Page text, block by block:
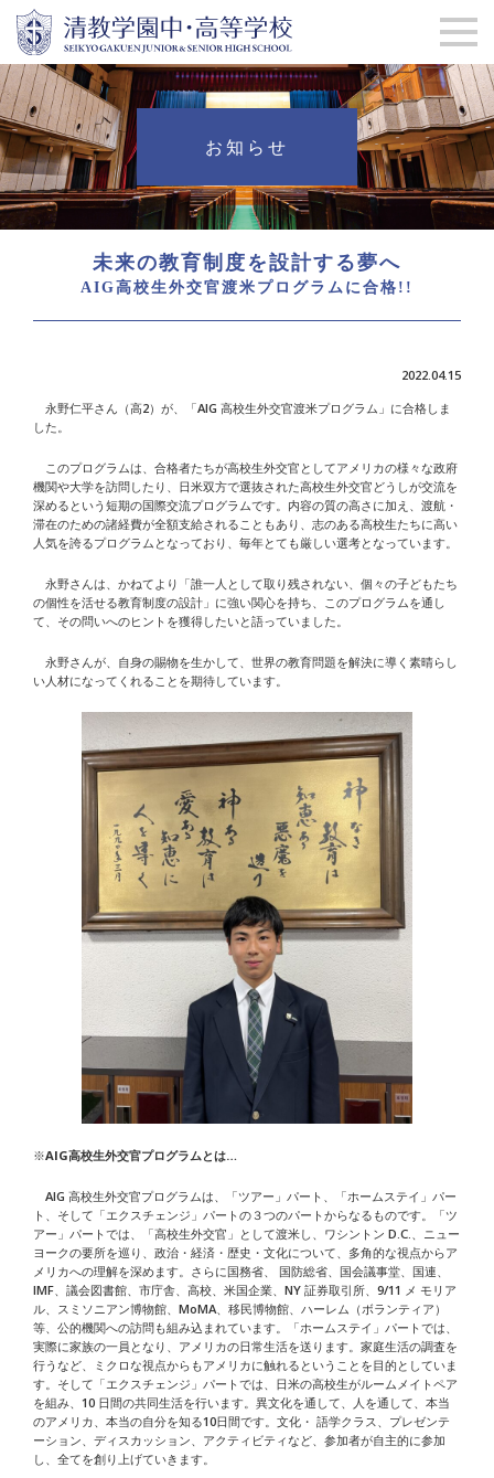
お知らせ
未来の教育制度を設計する夢へ
AIG高校生外交官渡米プログラムに合格!!
2022.04.15
永野仁平さん（高2）が、「AIG 高校生外交官渡米プログラム」に合格しま
した。
このプログラムは、合格者たちが高校生外交官としてアメリカの様々な政府
機関や大学を訪問したり、日米双方で選抜された高校生外交官どうしが交流を
深めるという短期の国際交流プログラムです。内容の質の高さに加え、渡航・
滞在のための諸経費が全額支給されることもあり、志のある高校生たちに高い
人気を誇るプログラムとなっており、毎年とても厳しい選考となっています。
永野さんは、かねてより「誰一人として取り残されない、個々の子どもたち
の個性を活せる教育制度の設計」に強い関心を持ち、このプログラムを通し
て、その問いへのヒントを獲得したいと語っていました。
永野さんが、自身の賜物を生かして、世界の教育問題を解決に導く素晴らし
い人材になってくれることを期待しています。
※AIG高校生外交官プログラムとは…
AIG 高校生外交官プログラムは、「ツアー」パート、「ホームステイ」パー
ト、そして「エクスチェンジ」パートの３つのパートからなるものです。「ツ
アー」パートでは、「高校生外交官」として渡米し、ワシントン D.C.、ニュー
ヨークの要所を巡り、政治・経済・歴史・文化について、多角的な視点からア
メリカへの理解を深めます。さらに国務省、 国防総省、国会議事堂、国連、
IMF、議会図書館、市庁舎、高校、米国企業、NY 証券取引所、9/11 メ モリア
ル、スミソニアン博物館、MoMA、移民博物館、ハーレム（ボランティア）
等、公的機関への訪問も組み込まれています。「ホームステイ」パートでは、
実際に家族の一員となり、アメリカの日常生活を送ります。家庭生活の調査を
行うなど、ミクロな視点からもアメリカに触れるということを目的としていま
す。そして「エクスチェンジ」パートでは、日米の高校生がルームメイトペア
を組み、10 日間の共同生活を行います。異文化を通して、人を通して、本当
のアメリカ、本当の自分を知る10日間です。文化・ 語学クラス、プレゼンテ
ーション、ディスカッション、アクティビティなど、参加者が自主的に参加
し、全てを創り上げていきます。